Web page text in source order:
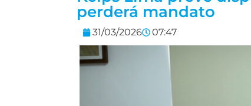
perderá mandato
31/03/2026 07:47